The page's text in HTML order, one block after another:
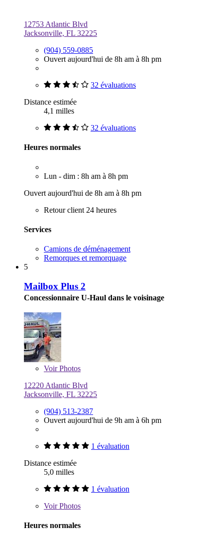
12753 Atlantic Blvd
Jacksonville, FL 32225
(904) 559-0885
Ouvert aujourd'hui de 8h am à 8h pm
32 évaluations
Distance estimée
4,1 milles
32 évaluations
Heures normales
Lun - dim : 8h am à 8h pm
Ouvert aujourd'hui de 8h am à 8h pm
Retour client 24 heures
Services
Camions de déménagement
Remorques et remorquage
5
Mailbox Plus 2
Concessionnaire U-Haul dans le voisinage
VoirPhotos
12220 Atlantic Blvd
Jacksonville, FL 32225
(904) 513-2387
Ouvert aujourd'hui de 9h am à 6h pm
1 évaluation
Distance estimée
5,0 milles
1 évaluation
VoirPhotos
Heures normales